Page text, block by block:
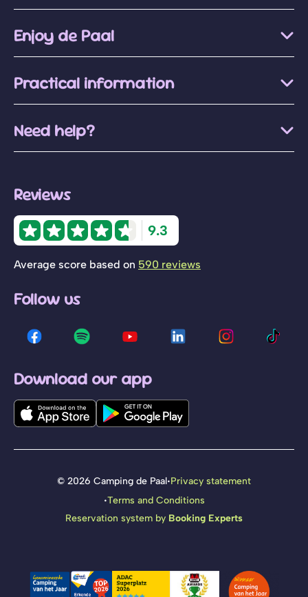
Enjoy de Paal
Practical information
Need help?
Reviews
9.3
Average score based on 590 reviews
Follow us
Download our app
© 2026 Camping de Paal·Privacy statement
·Terms and Conditions
Reservation system by Booking Experts